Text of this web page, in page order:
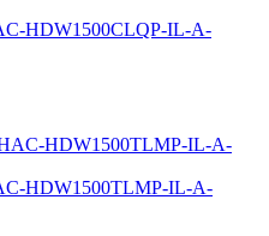
HDW1500CLQP-IL-A-
HDW1500TLMP-IL-A-